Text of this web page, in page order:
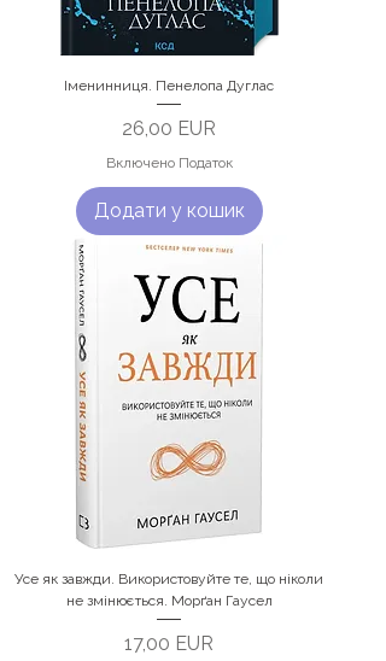
Іменинниця. Пенелопа Дуглас
Ціна
26,00 EUR
Включено Податок
Додати у кошик
Усе як завжди. Використовуйте те, що ніколи
не змінюється. Морґан Гаусел
Ціна
17,00 EUR